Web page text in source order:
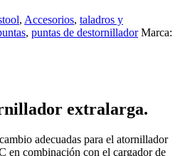
, Accesorios, taladros y
, puntas de destornillador Marca:
extralarga.
adecuadas para el atornillador
en combinación con el cargador de